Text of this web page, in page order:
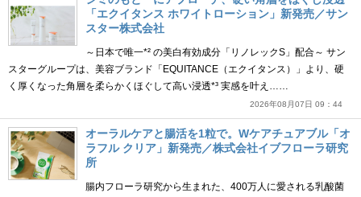
「エクイタンス ホワイトローション」新発売／サン
スター株式会社
～日本で唯一*² の美白有効成分「リノレックS」配合～ サン
スターグループは、美容ブランド「EQUITANCE（エクイタンス）」より、硬
く厚くなった角層を柔らかくほぐして高い浸透*³ 実感を叶え……
2026年08月07日 09：44
オーラルケアと腸活を1粒で。Wケアチュアブル「オ
ラフル クリア」新発売／株式会社イブフローラ研究
所
腸内フローラ研究から生まれた、400万人に愛される乳酸菌